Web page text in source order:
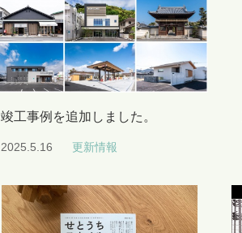
竣工事例を追加しました。
2025.5.16 更新情報